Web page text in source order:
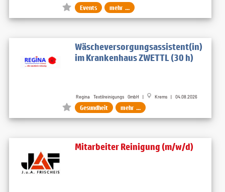
Events mehr ...
Wäscheversorgungsassistent(in)
im Krankenhaus ZWETTL (30 h)
Regina Textilreinigungs GmbH | Krems | 04.08.2026
Gesundheit mehr ...
Mitarbeiter Reinigung (m/w/d)